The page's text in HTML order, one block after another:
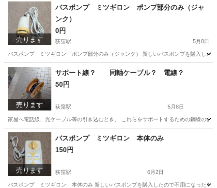
東京 杉並区 荻窪駅 食器 徳利
売ります
バスポンプ ミツギロン ポンプ部分のみ（ジャ
ンク）
0円
荻窪駅 5月8日
バスポンプ ミツギロン ポンプ部分のみ（ジャンク） 新しいバスポンプを購入した
東京 杉並区 荻窪駅 洗濯用品 ポンプ
売ります
サポート線？ 同軸ケーブル？ 電線？
50円
荻窪駅 5月8日
家屋へ電話線、光ケーブル等の引き込むとき、 これらをサポートするための鋼線
東京 杉並区 荻窪駅 その他 同軸ケーブル
売ります
バスポンプ ミツギロン 本体のみ
150円
荻窪駅 6月2日
バスポンプ ミツギロン 本体のみ 新しいバスポンプを購入したので不用になったも